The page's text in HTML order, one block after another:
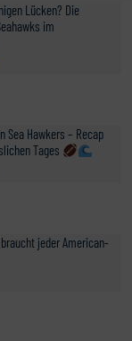
Lücken? Die
im
Sea Hawkers – Recap
Tages
jeder American-